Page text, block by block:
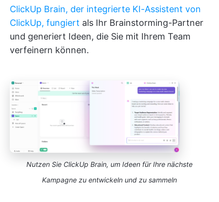
ClickUp Brain, der integrierte KI-Assistent von
ClickUp, fungiert als Ihr Brainstorming-Partner
und generiert Ideen, die Sie mit Ihrem Team
verfeinern können.
Nutzen Sie ClickUp Brain, um Ideen für Ihre nächste
Kampagne zu entwickeln und zu sammeln